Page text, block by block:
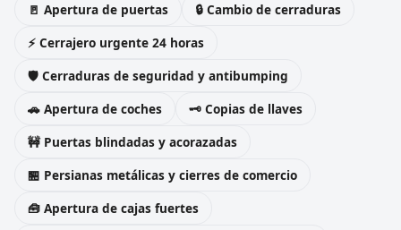
🚪 Apertura de puertas
🔒 Cambio de cerraduras
⚡ Cerrajero urgente 24 horas
🛡️ Cerraduras de seguridad y antibumping
🚗 Apertura de coches
🗝️ Copias de llaves
🚧 Puertas blindadas y acorazadas
🏪 Persianas metálicas y cierres de comercio
🧰 Apertura de cajas fuertes